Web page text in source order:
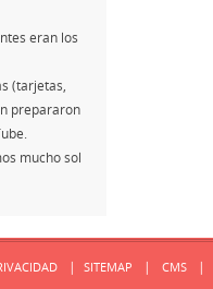
eran los
(tarjetas,
prepararon
mucho sol
SITEMAP CMS